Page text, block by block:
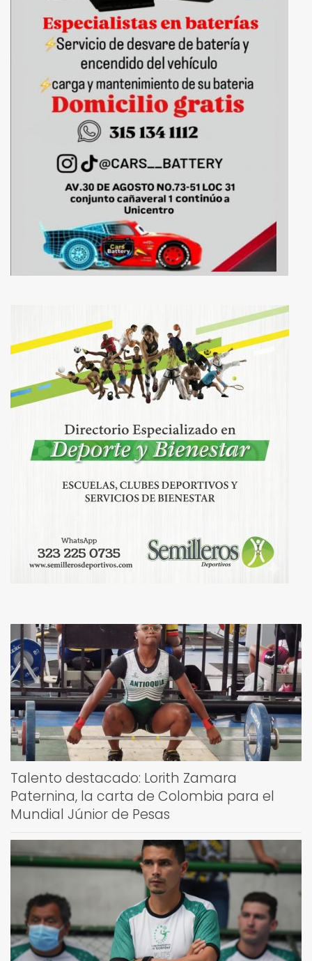
Talento destacado: Lorith Zamara
Paternina, la carta de Colombia para el
Mundial Júnior de Pesas